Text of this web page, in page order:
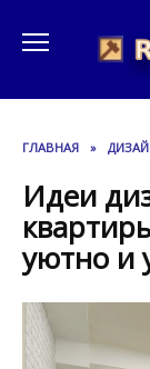
содержанию
ГЛАВНАЯ »
Идеи
уютно и